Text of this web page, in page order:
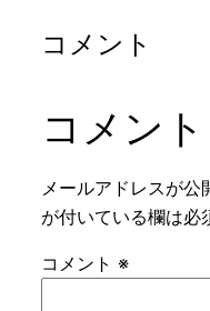
コメント
コメン
メールアドレスが公
が付いている欄は必
コメント ※